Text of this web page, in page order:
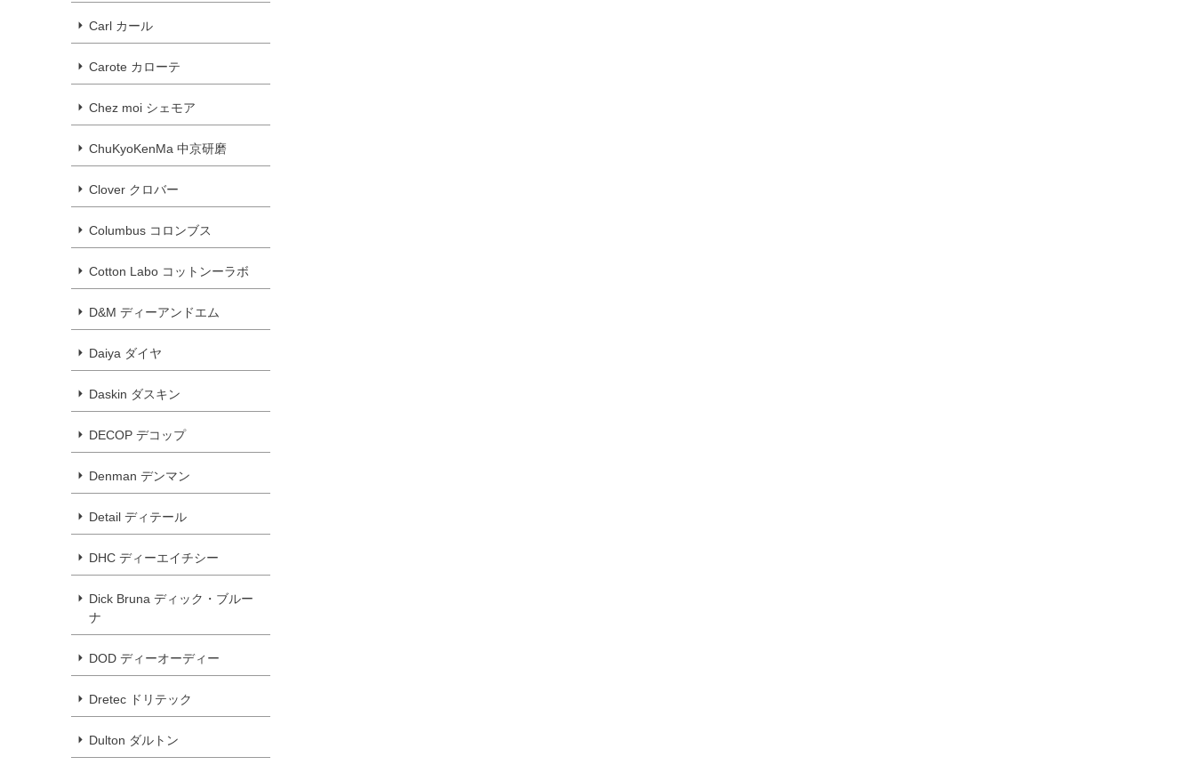
Carl カール
Carote カローテ
Chez moi シェモア
ChuKyoKenMa 中京研磨
Clover クロバー
Columbus コロンブス
Cotton Labo コットンーラボ
D&M ディーアンドエム
Daiya ダイヤ
Daskin ダスキン
DECOP デコップ
Denman デンマン
Detail ディテール
DHC ディーエイチシー
Dick Bruna ディック・ブルー
ナ
DOD ディーオーディー
Dretec ドリテック
Dulton ダルトン